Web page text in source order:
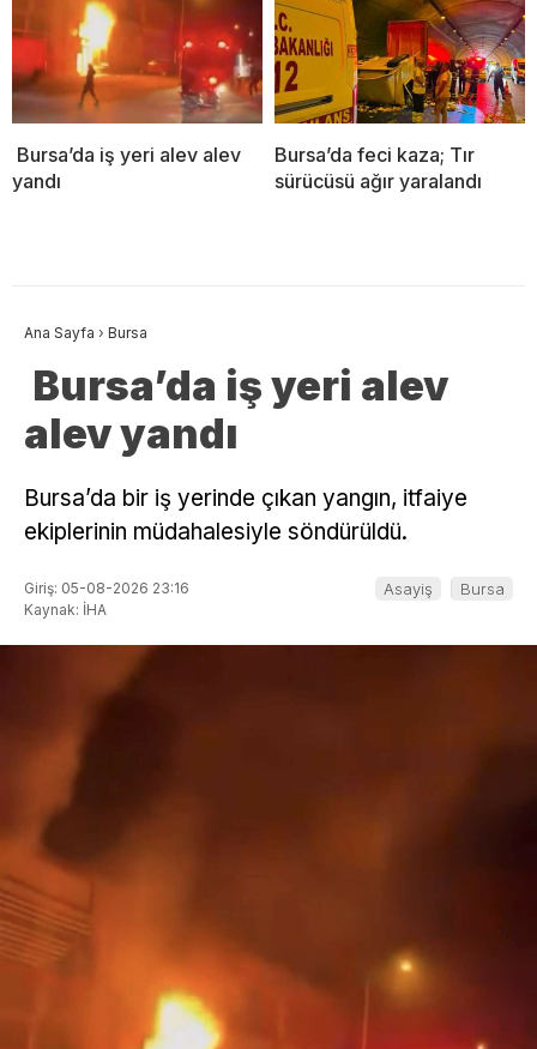
Bursa’da iş yeri alev alev
yandı
Bursa’da feci kaza; Tır
sürücüsü ağır yaralandı
Ana Sayfa › Bursa
Bursa’da iş yeri alev
alev yandı
Bursa’da bir iş yerinde çıkan yangın, itfaiye
ekiplerinin müdahalesiyle söndürüldü.
Giriş: 05-08-2026 23:16
Kaynak: İHA
Asayiş Bursa